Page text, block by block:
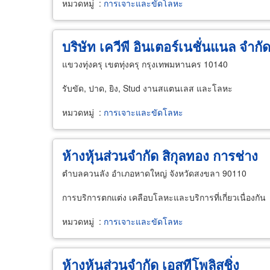
หมวดหมู่ : การเจาะและขัดโลหะ
บริษัท เควีพี อินเตอร์เนชั่นแนล จำกัด
แขวงทุ่งครุ เขตทุ่งครุ กรุงเทพมหานคร 10140
รับขัด, ปาด, ยิง, Stud งานสแตนเลส และโลหะ
หมวดหมู่ : การเจาะและขัดโลหะ
ห้างหุ้นส่วนจำกัด สิกุลทอง การช่าง
ตำบลควนลัง อำเภอหาดใหญ่ จังหวัดสงขลา 90110
การบริการตกแต่ง เคลือบโลหะและบริการที่เกี่ยวเนื่องกัน
หมวดหมู่ : การเจาะและขัดโลหะ
ห้างหุ้นส่วนจำกัด เอสทีโพลิสชิ่ง